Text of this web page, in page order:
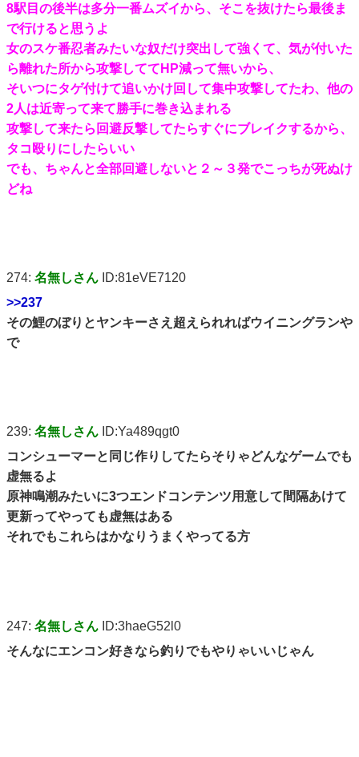
8駅目の後半は多分一番ムズイから、そこを抜けたら最後ま
で行けると思うよ
女のスケ番忍者みたいな奴だけ突出して強くて、気が付いた
ら離れた所から攻撃しててHP減って無いから、
そいつにタゲ付けて追いかけ回して集中攻撃してたわ、他の
2人は近寄って来て勝手に巻き込まれる
攻撃して来たら回避反撃してたらすぐにブレイクするから、
タコ殴りにしたらいい
でも、ちゃんと全部回避しないと２～３発でこっちが死ぬけ
どね
274: 名無しさん ID:81eVE7120
>>237
その鯉のぼりとヤンキーさえ超えられればウイニングランや
で
239: 名無しさん ID:Ya489qgt0
コンシューマーと同じ作りしてたらそりゃどんなゲームでも
虚無るよ
原神鳴潮みたいに3つエンドコンテンツ用意して間隔あけて
更新ってやっても虚無はある
それでもこれらはかなりうまくやってる方
247: 名無しさん ID:3haeG52l0
そんなにエンコン好きなら釣りでもやりゃいいじゃん